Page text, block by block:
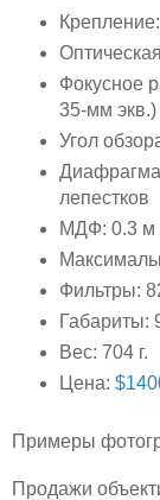
Фокусное
35-мм экв.)
Угол
лепестков
МДФ: 0.3 м
Фильтры:
Габариты:
Вес: 704 г.
Цена:
Примеры
Продажи